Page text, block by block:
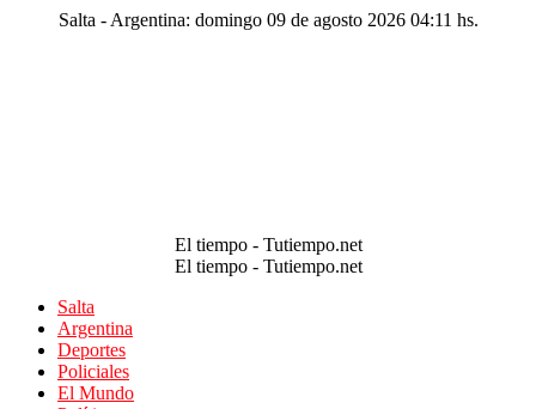
Salta - Argentina: domingo 09 de agosto 2026 04:11 hs.
El tiempo - Tutiempo.net
El tiempo - Tutiempo.net
Salta
Argentina
Deportes
Policiales
El Mundo